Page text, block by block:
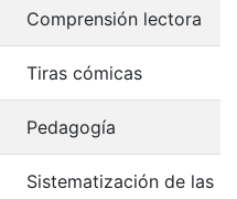
Comprensión lectora
Tiras cómicas
Pedagogía
Sistematización de las